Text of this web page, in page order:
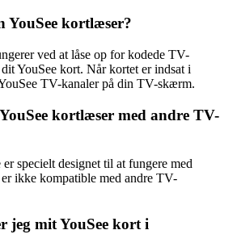
kortlæser?
ved at låse op for kodede TV-
YouSee kort. Når kortet er indsat i
TV-kanaler på din TV-skærm.
kortlæser med andre TV-
specielt designet til at fungere med
ikke kompatible med andre TV-
jeg mit YouSee kort i